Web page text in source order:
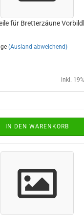
für Bretterzäune
(Ausland abweichend)
inkl.
IN DEN WARENKORB